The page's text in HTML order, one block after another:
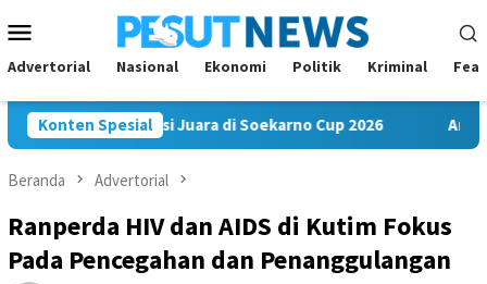
ke
kontenMobile
Advertorial Nasional Ekonomi Politik Kriminal
Konten Spesial
FC Bawa Misi Juara di Soekarno Cup 2026 Andi Satya
Beranda Advertorial
Ranperda HIV dan AIDS di Kutim Fokus
Pada Pencegahan dan Penanggulangan